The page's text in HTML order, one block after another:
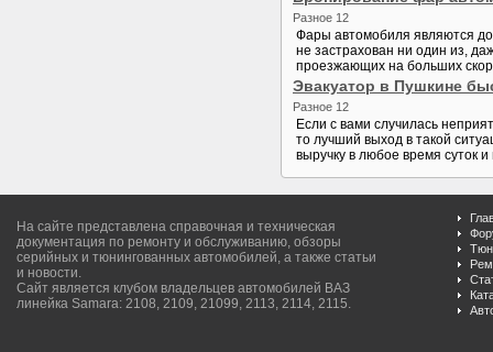
Разное 12
Фары автомобиля являются
не застрахован ни один из,
проезжающих на больших
Эвакуатор в Пушкине
Разное 12
Если с вами случилась
то лучший выход в такой
выручку в любое время суток
На сайте представлена справочная и техническая
документация по ремонту и обслуживанию, обзоры
серийных и тюнингованных автомобилей, а также статьи
и новости.
Сайт является клубом владельцев автомобилей ВАЗ
линейка Samara: 2108, 2109, 21099, 2113, 2114, 2115.